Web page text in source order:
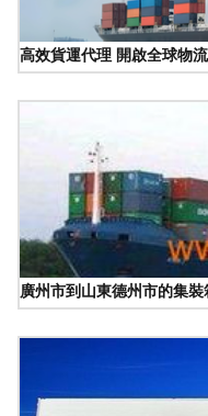
高效貨運代理 開啟全球物
廣州市到山東德州市的集